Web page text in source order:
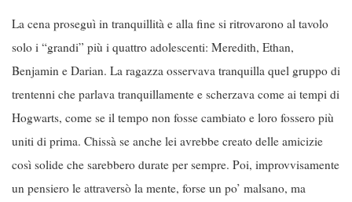
La cena proseguì in tranquillità e alla fine si ritrovarono al tavolo
solo i “grandi” più i quattro adolescenti: Meredith, Ethan,
Benjamin e Darian. La ragazza osservava tranquilla quel gruppo di
trentenni che parlava tranquillamente e scherzava come ai tempi di
Hogwarts, come se il tempo non fosse cambiato e loro fossero più
uniti di prima. Chissà se anche lei avrebbe creato delle amicizie
così solide che sarebbero durate per sempre. Poi, improvvisamente
un pensiero le attraversò la mente, forse un po’ malsano, ma